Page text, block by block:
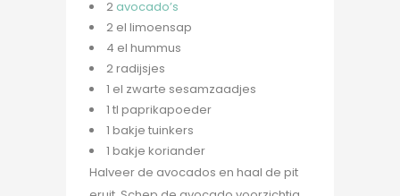
2 avocado’s
2 el limoensap
4 el hummus
2 radijsjes
1 el zwarte sesamzaadjes
1 tl paprikapoeder
1 bakje tuinkers
1 bakje koriander
Halveer de avocados en haal de pit